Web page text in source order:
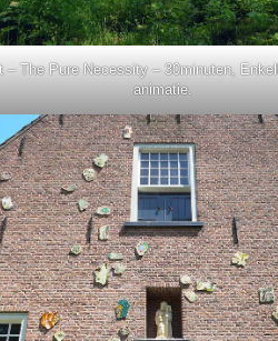
– The Pure Necessity – 30minuten,
animatie.